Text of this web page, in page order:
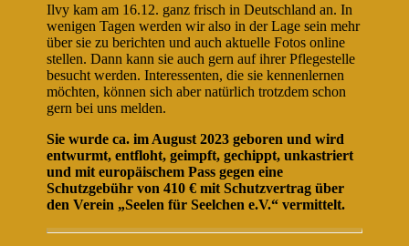
Ilvy kam am 16.12. ganz frisch in Deutschland an. In
wenigen Tagen werden wir also in der Lage sein mehr
über sie zu berichten und auch aktuelle Fotos online
stellen. Dann kann sie auch gern auf ihrer Pflegestelle
besucht werden. Interessenten, die sie kennenlernen
möchten, können sich aber natürlich trotzdem schon
gern bei uns melden.
Sie wurde ca. im August 2023 geboren und wird
entwurmt, entfloht, geimpft, gechippt, unkastriert
und mit europäischem Pass gegen eine
Schutzgebühr von 410 € mit Schutzvertrag über
den Verein „Seelen für Seelchen e.V.“ vermittelt.